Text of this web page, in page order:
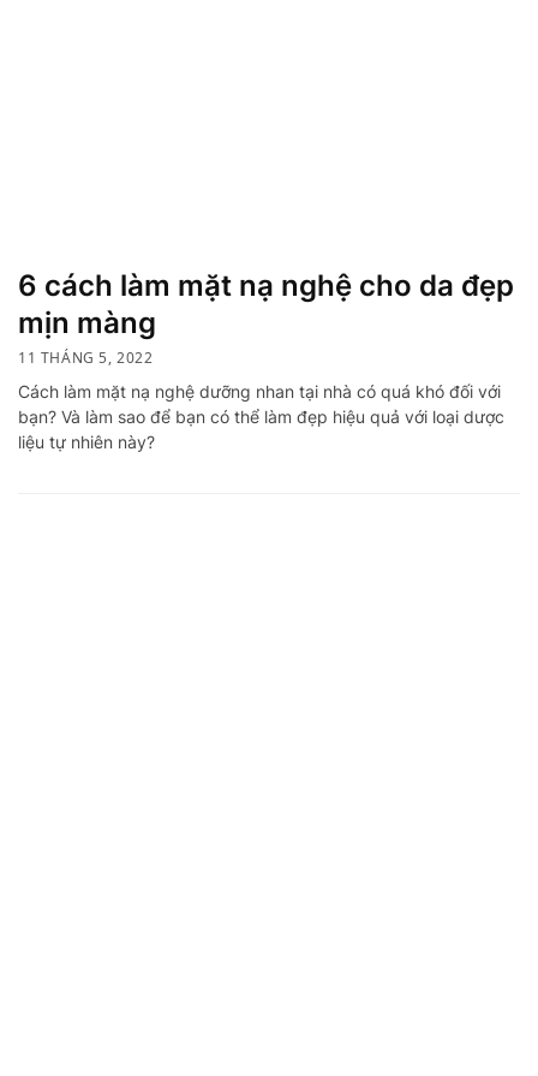
6 cách làm mặt nạ nghệ cho da đẹp
mịn màng
11 THÁNG 5, 2022
Cách làm mặt nạ nghệ dưỡng nhan tại nhà có quá khó đối với
bạn? Và làm sao để bạn có thể làm đẹp hiệu quả với loại dược
liệu tự nhiên này?